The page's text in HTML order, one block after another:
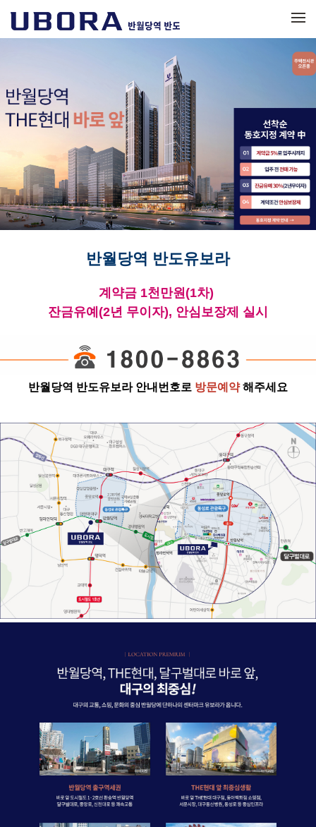
반월당역 반도유보라
계약금 1천만원(1차)
잔금유예(2년 무이자), 안심보장제 실시
반월당역 반도유보라안내번호로 방문예약해주세요